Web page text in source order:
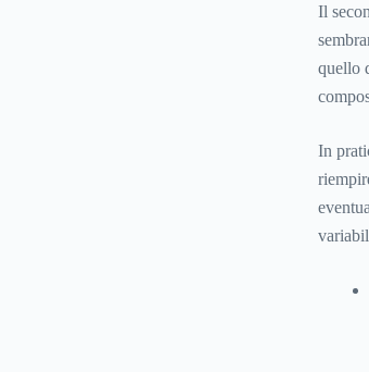
Il
quello
In